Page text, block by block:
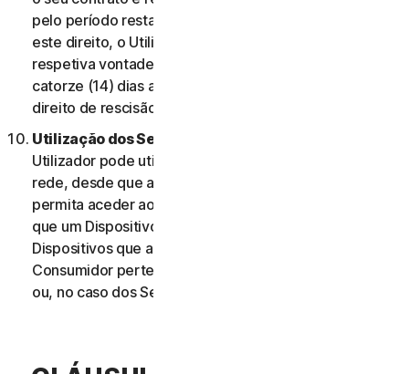
pelo período restante do seu Serviço. Para exercer
este direito, o Utilizador deve informar-nos da
respetiva vontade de rescindir o contrato no prazo de
catorze (14) dias após a notificação da alteração e do
direito de rescisão do Utilizador.
Utilização dos Serviços Através de uma Rede.
Utilizador pode utilizar os Serviços através de uma
rede, desde que a sua Elegibilidade do Serviço lhe
permita aceder aos Serviços ou utilizá-los em mais do
que um Dispositivo e desde que cada um desses
Dispositivos que aceda ou utilize os Serviços de
Consumidor pertença a um único agregado familiar
ou, no caso dos Serviços Comerciais, a uma única PE.